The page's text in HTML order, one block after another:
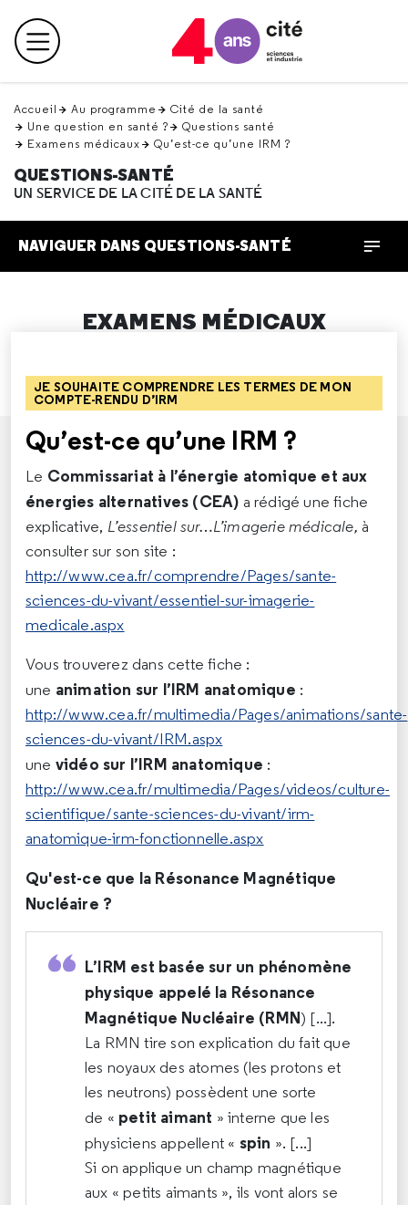
en
haut Menu principal
Accueil Au programme
Cité de la santé
Une question en santé ?
Questions santé
Examens médicaux
Qu’est-ce qu’une IRM ?
QUESTIONS-SANTÉ
UN SERVICE DE LA CITÉ DE LA SANTÉ
NAVIGUER DANS QUESTIONS-SANTÉ
EXAMENS MÉDICAUX
JE SOUHAITE COMPRENDRE LES TERMES DE MON
COMPTE-RENDU D’IRM
Qu’est-ce qu’une IRM ?
Le Commissariat à l’énergie atomique et aux
énergies alternatives (CEA) a rédigé une fiche
explicative, L’essentiel sur…L’imagerie médicale, à
consulter sur son site :
http://www.cea.fr/comprendre/Pages/sante-
sciences-du-vivant/essentiel-sur-imagerie-
medicale.aspx
Vous trouverez dans cette fiche :
une animation sur l’IRM anatomique :
http://www.cea.fr/multimedia/Pages/animations/sante-
sciences-du-vivant/IRM.aspx
une vidéo sur l’IRM anatomique :
http://www.cea.fr/multimedia/Pages/videos/culture-
scientifique/sante-sciences-du-vivant/irm-
anatomique-irm-fonctionnelle.aspx
Qu'est-ce que la Résonance Magnétique
Nucléaire ?
L’IRM est basée sur un phénomène
physique appelé la Résonance
Magnétique Nucléaire (RMN) [...].
La RMN tire son explication du fait que
les noyaux des atomes (les protons et
les neutrons) possèdent une sorte
de « petit aimant » interne que les
physiciens appellent « spin ». [...]
Si on applique un champ magnétique
aux « petits aimants », ils vont alors se